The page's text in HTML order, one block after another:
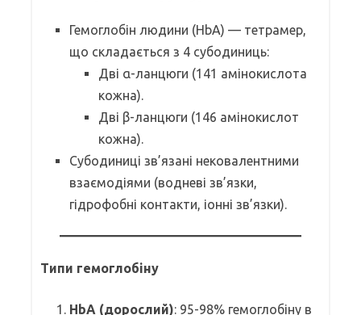
Гемоглобін людини (HbA) — тетрамер,
що складається з 4 субодиниць:
Дві α-ланцюги (141 амінокислота
кожна).
Дві β-ланцюги (146 амінокислот
кожна).
Субодиниці зв’язані нековалентними
взаємодіями (водневі зв’язки,
гідрофобні контакти, іонні зв’язки).
Типи гемоглобіну
HbA (дорослий): 95-98% гемоглобіну в